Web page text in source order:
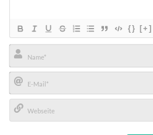
{} [+]
Name*
E-
Mail*